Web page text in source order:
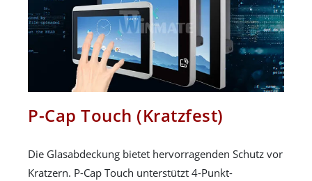
P-Cap Touch (Kratzfest)
Die Glasabdeckung bietet hervorragenden Schutz vor
Kratzern. P-Cap Touch unterstützt 4-Punkt-